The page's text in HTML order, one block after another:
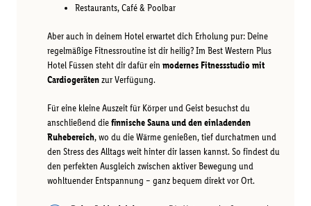
Restaurants, Café & Poolbar
Aber auch in deinem Hotel erwartet dich Erholung pur: Deine
regelmäßige Fitnessroutine ist dir heilig? Im Best Western Plus
Hotel Füssen steht dir dafür ein modernes Fitnessstudio mit
Cardiogerätenzur Verfügung.
Für eine kleine Auszeit für Körper und Geist besuchst du
anschließend diefinnische Sauna und den einladenden
Ruhebereich, wo du die Wärme genießen, tief durchatmen und
den Stress des Alltags weit hinter dir lassen kannst. So findest du
den perfekten Ausgleich zwischen aktiver Bewegung und
wohltuender Entspannung – ganz bequem direkt vor Ort.